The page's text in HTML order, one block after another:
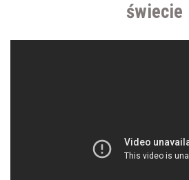
świecie